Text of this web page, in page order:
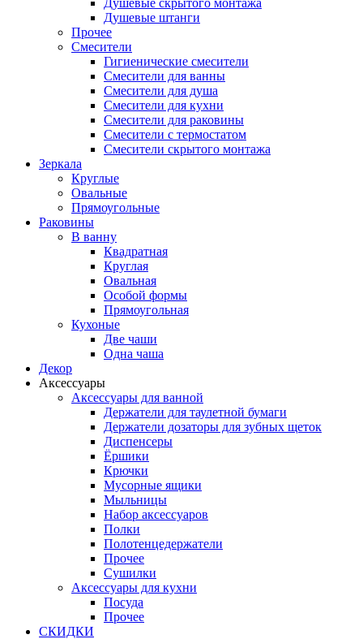
Душевые скрытого монтажа
Душевые штанги
Прочее
Смесители
Гигиенические смесители
Смесители для ванны
Смесители для душа
Смесители для кухни
Смесители для раковины
Смесители с термостатом
Смесители скрытого монтажа
Зеркала
Круглые
Овальные
Прямоугольные
Раковины
В ванну
Квадратная
Круглая
Овальная
Особой формы
Прямоугольная
Кухоные
Две чаши
Одна чаша
Декор
Аксессуары
Аксессуары для ванной
Держатели для таулетной бумаги
Держатели дозаторы для зубных щеток
Диспенсеры
Ёршики
Крючки
Мусорные ящики
Мыльницы
Набор аксессуаров
Полки
Полотенцедержатели
Прочее
Сушилки
Аксессуары для кухни
Посуда
Прочее
СКИДКИ